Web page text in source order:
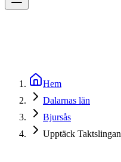
Hem
Dalarnas län
Bjursås
Upptäck